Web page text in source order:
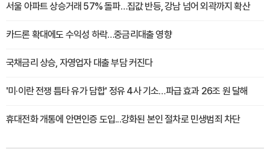
서울 아파트 상승거래 57% 돌파…집값 반등, 강남 넘어 외곽까지 확산
카드론 확대에도 수익성 하락…중금리대출 영향
국채금리 상승, 자영업자 대출 부담 커진다
'미·이란 전쟁 틈타 유가 담합' 정유 4사 기소…파급 효과 26조 원 달해
휴대전화 개통에 안면인증 도입...강화된 본인 절차로 민생범죄 차단